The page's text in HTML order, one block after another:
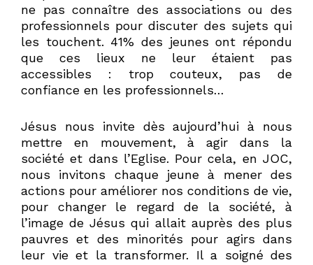
ne pas connaître des associations ou des
professionnels pour discuter des sujets qui
les touchent. 41% des jeunes ont répondu
que ces lieux ne leur étaient pas
accessibles : trop couteux, pas de
confiance en les professionnels…
Jésus nous invite dès aujourd’hui à nous
mettre en mouvement, à agir dans la
société et dans l’Eglise. Pour cela, en JOC,
nous invitons chaque jeune à mener des
actions pour améliorer nos conditions de vie,
pour changer le regard de la société, à
l’image de Jésus qui allait auprès des plus
pauvres et des minorités pour agirs dans
leur vie et la transformer. Il a soigné des